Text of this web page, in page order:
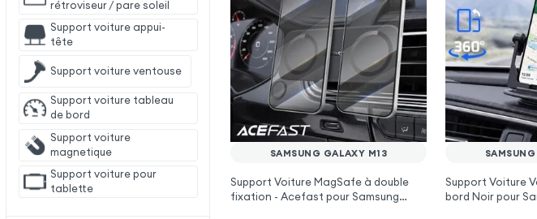
rétroviseur / pare soleil
Support voiture appui-
tête
Support voiture ventouse
Support voiture tableau
de bord
Support voiture
magnetique
Support voiture pour
tablette
SAMSUNG GALAXY M13
Support Voiture MagSafe à double
fixation - Acefast pour Samsung
Support Voiture
bord Noir pour